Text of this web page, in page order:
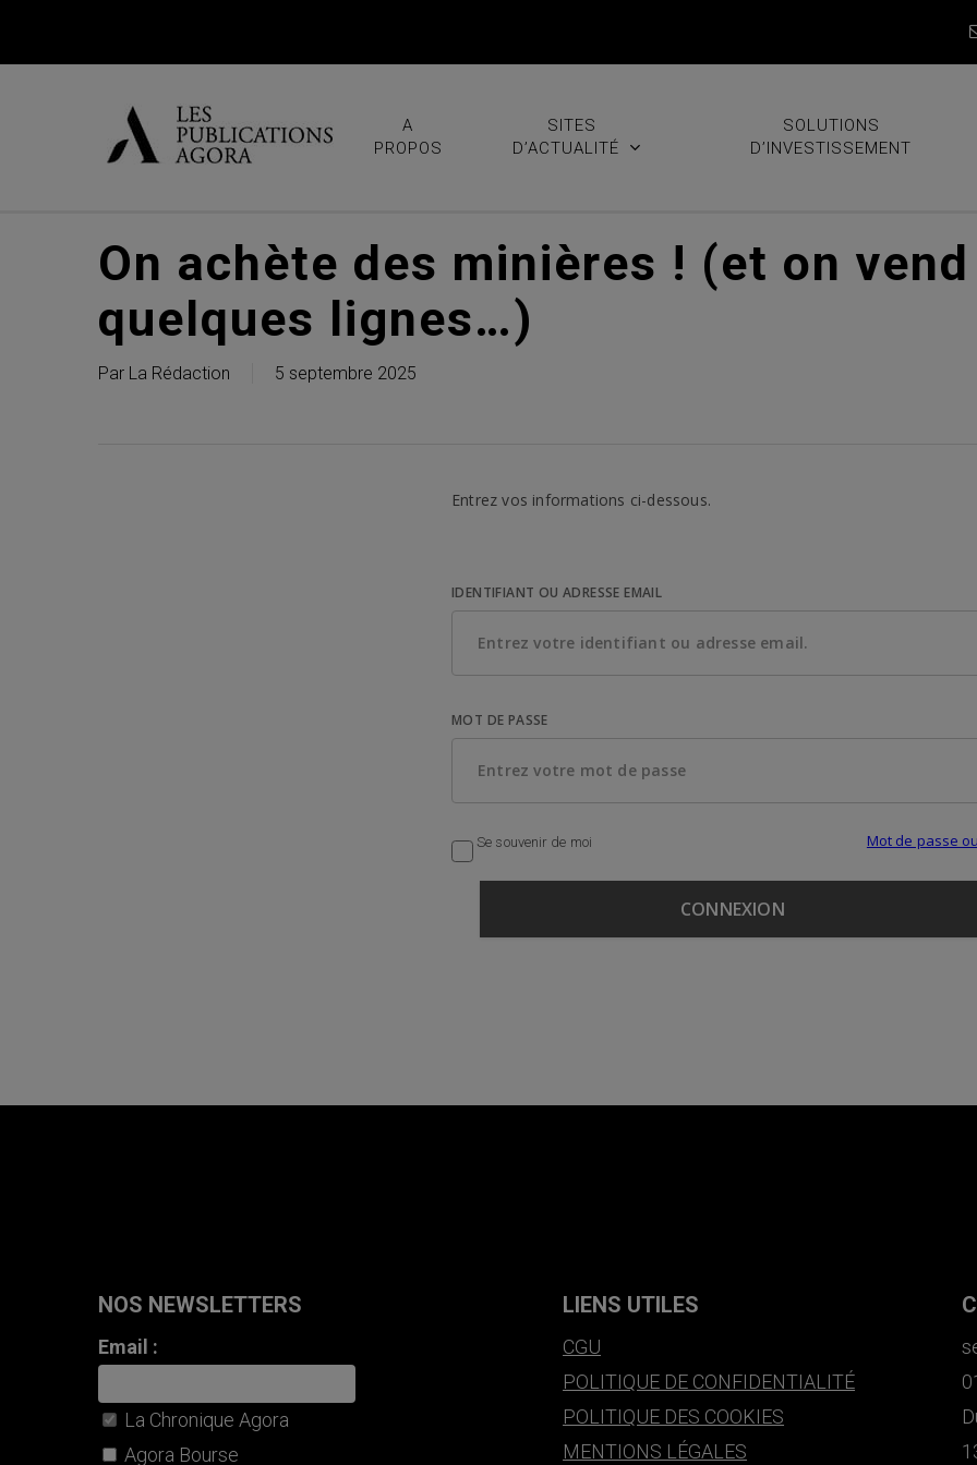
A
PROPOS
SITES
D’ACTUALITÉ
SOLUTIONS
D’INVESTISSEMENT
On achète des minières ! (et on vend
quelques lignes…)
Par La Rédaction 5 septembre 2025
Entrez vos informations ci-dessous.
IDENTIFIANT OU ADRESSE EMAIL
MOT DE PASSE
Se souvenir de moi Mot de passe
NOS NEWSLETTERS
Email :
La Chronique Agora
Agora Bourse
LIENS UTILES
CGU
POLITIQUE DE CONFIDENTIALITÉ
POLITIQUE DES COOKIES
MENTIONS LÉGALES